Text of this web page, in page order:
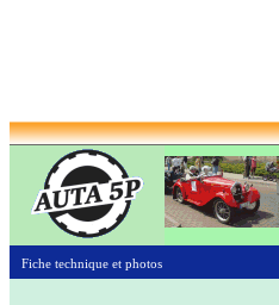
Fiche technique et photos